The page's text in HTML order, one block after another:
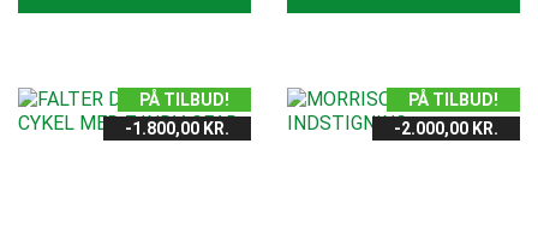
PÅ TILBUD!
-1.800,00 KR.
PÅ TILBUD!
-2.000,00 KR.